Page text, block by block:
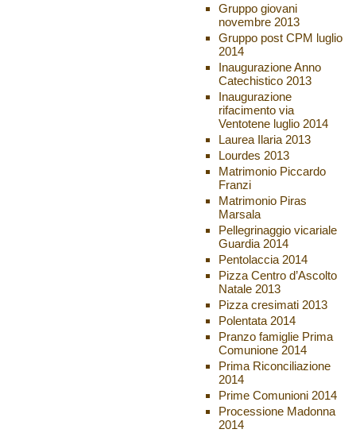
Gruppo giovani
novembre 2013
Gruppo post CPM luglio
2014
Inaugurazione Anno
Catechistico 2013
Inaugurazione
rifacimento via
Ventotene luglio 2014
Laurea Ilaria 2013
Lourdes 2013
Matrimonio Piccardo
Franzi
Matrimonio Piras
Marsala
Pellegrinaggio vicariale
Guardia 2014
Pentolaccia 2014
Pizza Centro d’Ascolto
Natale 2013
Pizza cresimati 2013
Polentata 2014
Pranzo famiglie Prima
Comunione 2014
Prima Riconciliazione
2014
Prime Comunioni 2014
Processione Madonna
2014